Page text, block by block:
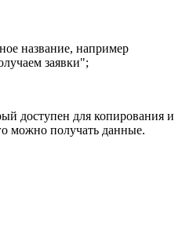
название, например
заявки";
доступен для копирования и
можно получать данные.